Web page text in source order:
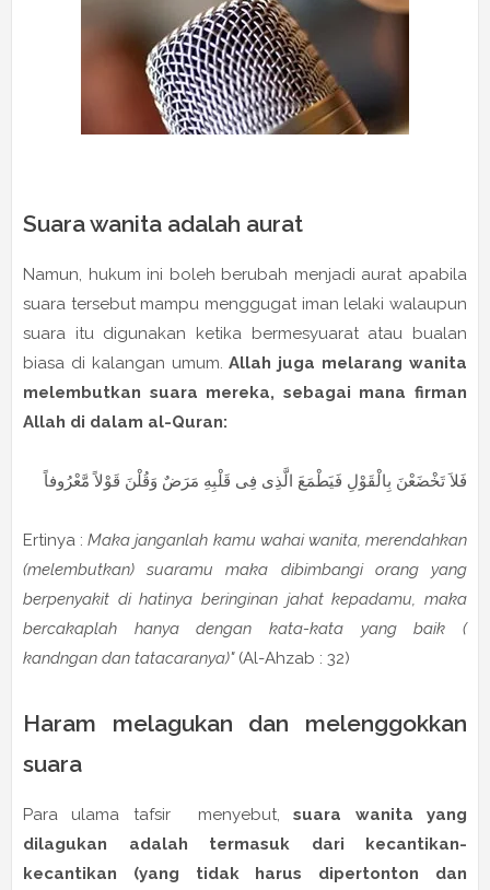
Suara wanita adalah aurat
Namun, hukum ini boleh berubah menjadi aurat apabila
suara tersebut mampu menggugat iman lelaki walaupun
suara itu digunakan ketika bermesyuarat atau bualan
biasa di kalangan umum.Allah juga melarang wanita
melembutkan suara mereka, sebagai mana firman
Allah di dalam al-Quran:
فَلاَ تَخْضَعْنَ بِالْقَوْلِ فَيَطْمَعَ الَّذِى فِى قَلْبِهِ مَرَضٌ وَقُلْنَ قَوْلاً مَّعْرُوفاً
Ertinya :Maka janganlah kamu wahai wanita, merendahkan
(melembutkan) suaramu maka dibimbangi orang yang
berpenyakit di hatinya beringinan jahat kepadamu, maka
bercakaplah hanya dengan kata-kata yang baik (
kandngan dan tatacaranya)"(Al-Ahzab : 32)
Haram melagukan dan melenggokkan
suara
Para ulama tafsir menyebut,suara wanita yang
dilagukan adalah termasuk dari kecantikan-
kecantikan (yang tidak harus dipertonton dan